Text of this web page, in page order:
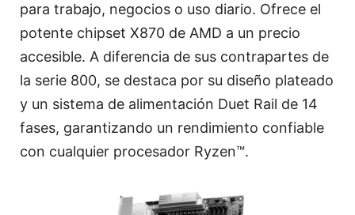
para trabajo, negocios o uso diario. Ofrece el
potente chipset X870 de AMD a un precio
accesible. A diferencia de sus contrapartes de
la serie 800, se destaca por su diseño plateado
y un sistema de alimentación Duet Rail de 14
fases, garantizando un rendimiento confiable
con cualquier procesador Ryzen™.